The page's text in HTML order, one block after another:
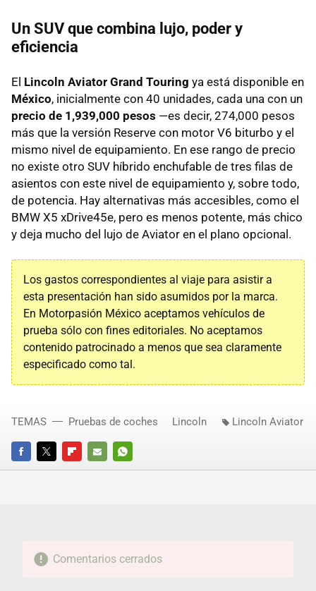
Un SUV que combina lujo, poder y
eficiencia
El Lincoln Aviator Grand Touring ya está disponible en
México, inicialmente con 40 unidades, cada una con un
precio de 1,939,000 pesos —es decir, 274,000 pesos
más que la versión Reserve con motor V6 biturbo y el
mismo nivel de equipamiento. En ese rango de precio
no existe otro SUV híbrido enchufable de tres filas de
asientos con este nivel de equipamiento y, sobre todo,
de potencia. Hay alternativas más accesibles, como el
BMW X5 xDrive45e, pero es menos potente, más chico
y deja mucho del lujo de Aviator en el plano opcional.
Los gastos correspondientes al viaje para asistir a
esta presentación han sido asumidos por la marca.
En Motorpasión México aceptamos vehículos de
prueba sólo con fines editoriales. No aceptamos
contenido patrocinado a menos que sea claramente
especificado como tal.
FACEBOOKTWITTERFLIPBOARD
E-
WHATSAPP
TEMAS Pruebas de coches Lincoln Lincoln Aviator
Comentarios cerrados